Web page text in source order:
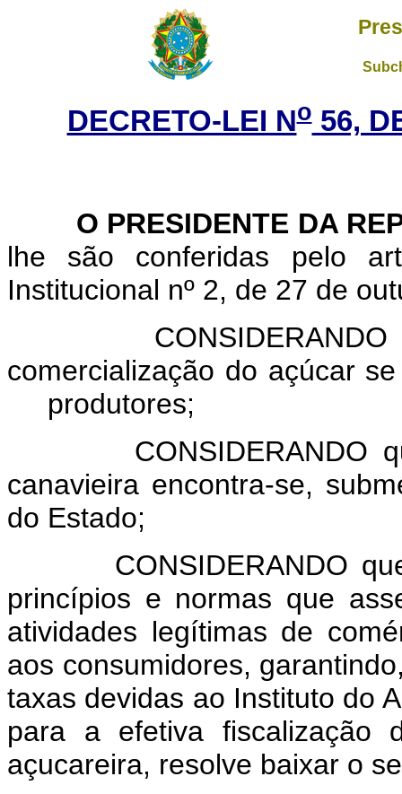
DECRETO-LEI No56,
O PRESIDENTE DA
lhe são conferidas pelo
Institucional nº 2, de 27 de
CONSIDERANDO
comercialização do açúcar
produtores;
CONSIDERANDO que
canavieira encontra-se,
do Estado;
CONSIDERANDO que
princípios e normas que
atividades legítimas de
aos consumidores,
taxas devidas ao Instituto do
para a efetiva fiscalização
açucareira, resolve baixar o